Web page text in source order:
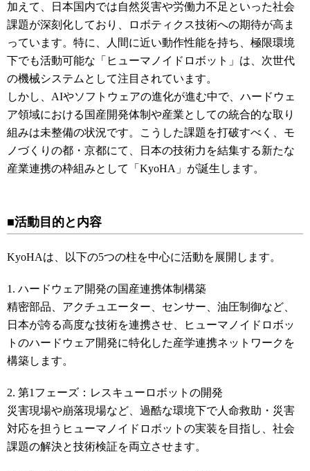
加えて、日本国内では自然災害や労働力不足といった社会
課題が深刻化しており、ロボティクス技術への期待が高ま
っています。特に、人間に近い動作性能を持ち、極限環境
下でも活動可能な「ヒューマノイドロボット」は、次世代
の機械システムとして注目されています。
しかし、AIやソフトウェアの進化が進む中で、ハードウェ
ア領域における国産開発体制や産業としての統合的な取り
組みは未整備の状況です。こうした課題を打破すべく、モ
ノづくりの都・京都にて、日本の技術力を結集する新たな
産業連携の枠組みとして「KyoHA」が誕生します。
■活動目的と内容
KyoHAは、以下の5つの柱を中心に活動を展開します。
1. ハードウェア開発の国産連携体制構築
精密部品、アクチュエーター、センサー、油圧制御など、
日本が誇る高度な技術を連携させ、ヒューマノイドロボッ
トのハードウェア開発に特化した産学連携ネットワークを
構築します。
2. 第1フェーズ：レスキューロボットの開発
災害現場や崩落現場など、過酷な環境下で人命救助・災害
対応を担うヒューマノイドロボットの実装を目指し、社会
課題の解決と技術検証を両立させます。